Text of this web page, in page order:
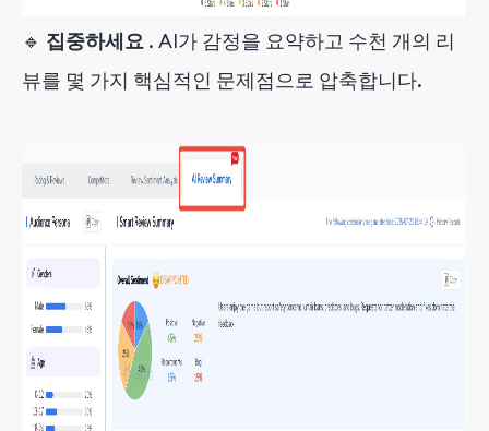
🔹 집중하세요 . AI가 감정을 요약하고 수천 개의 리
뷰를 몇 가지 핵심적인 문제점으로 압축합니다.